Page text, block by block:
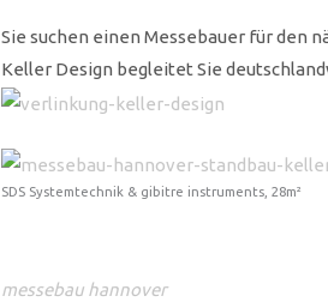
Sie suchen einen Messebauer für den
Keller Design begleitet Sie
SDS Systemtechnik & gibitre instruments, 28m²
messebau hannover